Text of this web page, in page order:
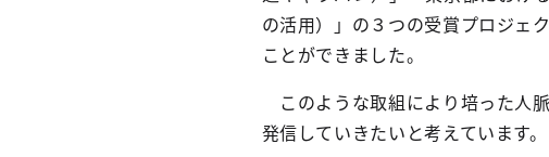
の活用）」の３つの受賞プロジェ
ことができました。
このような取組により培った人
発信していきたいと考えています。